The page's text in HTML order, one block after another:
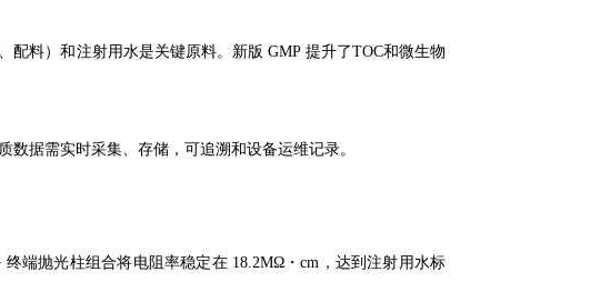
配料）和注射用水是关键原料。新版 GMP 提升了TOC和微生物
数据需实时采集、存储，可追溯和设备运维记录。
端抛光柱组合将电阻率稳定在 18.2MΩ・cm，达到注射用水标